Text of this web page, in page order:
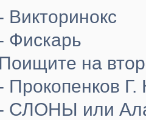
Викторинокс
Фискарь
Поищите на
Прокопенков Г.
СЛОНЫ или